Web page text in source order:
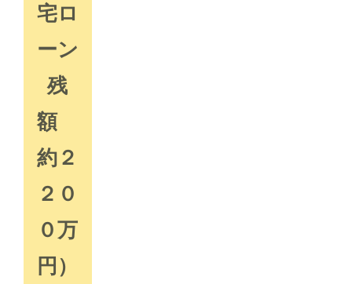
宅ロ
ーン
残
額
約２
２０
０万
円）